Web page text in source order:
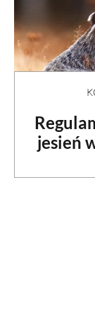
jesień